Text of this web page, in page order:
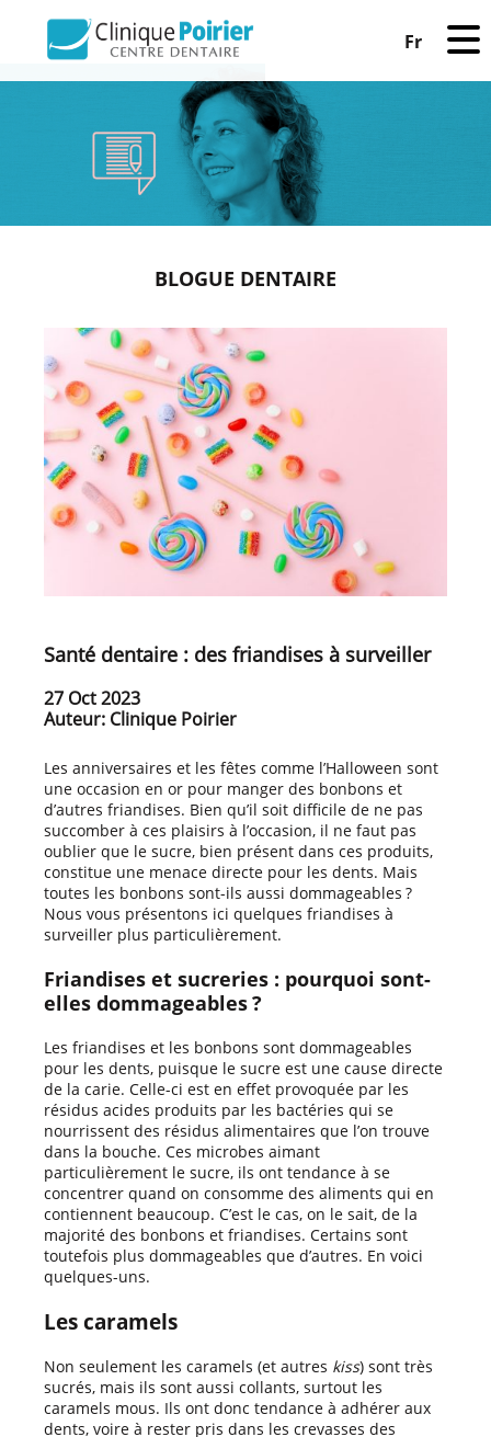
Fr
BLOGUE DENTAIRE
Santé dentaire : des friandises à surveiller
27 Oct 2023
Auteur: Clinique Poirier
Les anniversaires et les fêtes comme l’Halloween sont
une occasion en or pour manger des bonbons et
d’autres friandises. Bien qu’il soit difficile de ne pas
succomber à ces plaisirs à l’occasion, il ne faut pas
oublier que le sucre, bien présent dans ces produits,
constitue une menace directe pour les dents. Mais
toutes les bonbons sont-ils aussi dommageables ?
Nous vous présentons ici quelques friandises à
surveiller plus particulièrement.
Friandises et sucreries : pourquoi sont-
elles dommageables ?
Les friandises et les bonbons sont dommageables
pour les dents, puisque le sucre est une cause directe
de la carie. Celle-ci est en effet provoquée par les
résidus acides produits par les bactéries qui se
nourrissent des résidus alimentaires que l’on trouve
dans la bouche. Ces microbes aimant
particulièrement le sucre, ils ont tendance à se
concentrer quand on consomme des aliments qui en
contiennent beaucoup. C’est le cas, on le sait, de la
majorité des bonbons et friandises. Certains sont
toutefois plus dommageables que d’autres. En voici
quelques-uns.
Les caramels
Non seulement les caramels (et autres kiss) sont très
sucrés, mais ils sont aussi collants, surtout les
caramels mous. Ils ont donc tendance à adhérer aux
dents, voire à rester pris dans les crevasses des